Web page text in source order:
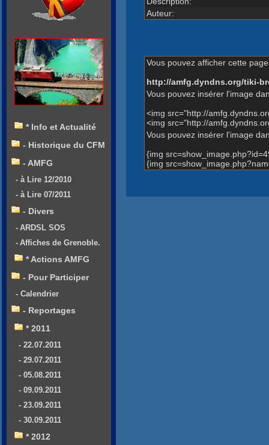
Auteur:
Vous pouvez afficher cette
http://amfg.dyndns.org/tiki-
Vous pouvez insérer l'image
<img src="http://
<img src="http://
Vous pouvez insérer l'image
{img
{img
* Info et Actualité
- Historique du CFM
- AMFG
- à Lire 12/2010
- à Lire 07/2011
- Divers
- ARDSL SOS
- Affiches de Grenoble.
* Actions AMFG
- Pour Participer
- Calendrier
- Reportages
* 2011
- 22.07.2011
- 29.07.2011
- 05.08.2011
- 09.09.2011
- 23.09.2011
- 30.09.2011
* 2012